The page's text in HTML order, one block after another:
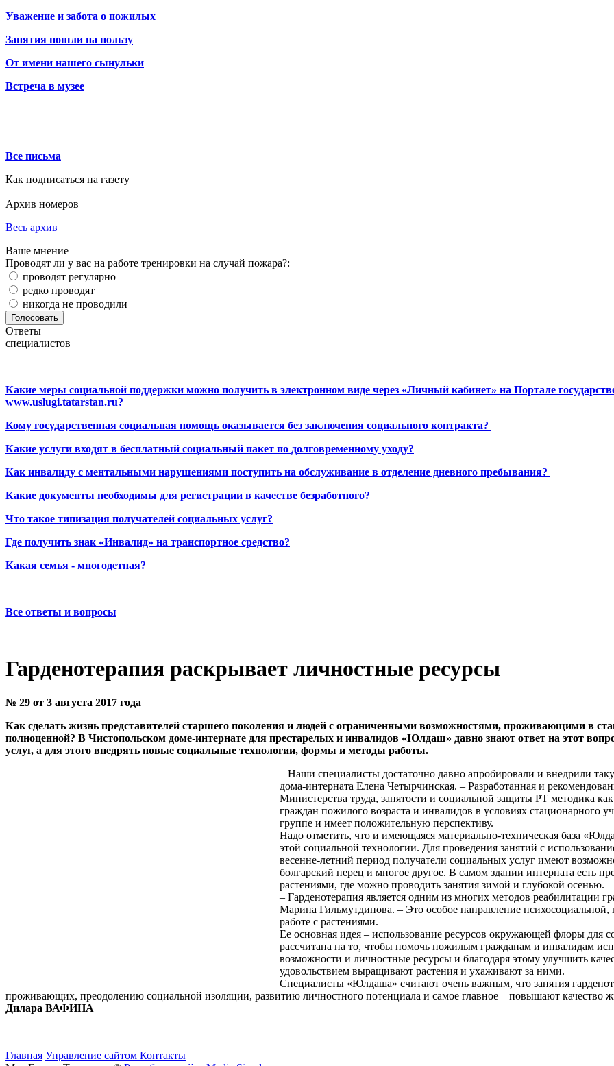
Уважение и забота о пожилых
Занятия пошли на пользу
От имени нашего сынульки
Встреча в музее
Все письма
Как подписаться на газету
Архив номеров
Весь архив
Ваше мнение
Проводят ли у вас на работе тренировки на случай пожара?:
проводят регулярно
редко проводят
никогда не проводили
Ответы
специалистов
Какие меры социальной поддержки можно получить в электронном виде через «Личный кабинет» на Портале
www.uslugi.tatarstan.ru?
Кому государственная социальная помощь оказывается без заключения социального контракта?
Какие услуги входят в бесплатный социальный пакет по долговременному уходу?
Как инвалиду с ментальными нарушениями поступить на обслуживание в отделение дневного пребывания?
Какие документы необходимы для регистрации в качестве безработного?
Что такое типизация получателей социальных услуг?
Где получить знак «Инвалид» на транспортное средство?
Какая семья - многодетная?
Все ответы и вопросы
Гарденотерапия раскрывает личностные ресурсы
№ 29 от 3 августа 2017 года
Как сделать жизнь представителей старшего поколения и людей с ограниченными возможностями, проживающими в
полноценной? В Чистопольском доме-интернате для престарелых и инвалидов «Юлдаш» давно знают ответ на этот
услуг, а для этого внедрять новые социальные технологии, формы и методы работы.
– Наши специалисты достаточно давно апробировали и внедрили
дома-интерната Елена Четырчинская. – Разработанная и
Министерства труда, занятости и социальной защиты РТ методика
граждан пожилого возраста и инвалидов в условиях стационарного
группе и имеет положительную перспективу.
Надо отметить, что и имеющаяся материально-техническая база
этой социальной технологии. Для проведения занятий с
весенне-летний период получатели социальных услуг имеют
болгарский перец и многое другое. В самом здании интерната есть
растениями, где можно проводить занятия зимой и глубокой осенью.
– Гарденотерапия является одним из многих методов реабилитации
Марина Гильмутдинова. – Это особое направление
работе с растениями.
Ее основная идея – использование ресурсов окружающей флоры для
рассчитана на то, чтобы помочь пожилым гражданам и инвалидам
возможности и личностные ресурсы и благодаря этому улучшить
удовольствием выращивают растения и ухаживают за ними.
Специалисты «Юлдаша» считают очень важным, что занятия
проживающих, преодолению социальной изоляции, развитию личностного потенциала и самое главное – повышают качество
Дилара ВАФИНА
Главная Управление сайтом Контакты